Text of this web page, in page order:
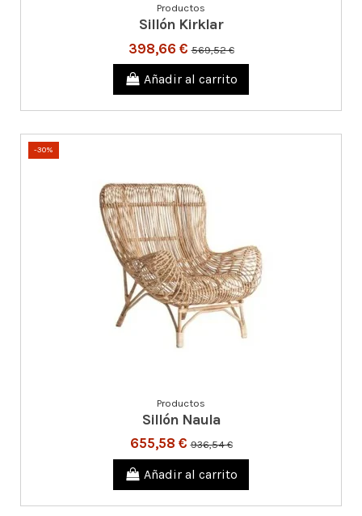
Productos
Sillón Kirklar
398,66 €569,52 €
Añadir al carrito
-30%
Productos
Sillón Naula
655,58 €936,54 €
Añadir al carrito